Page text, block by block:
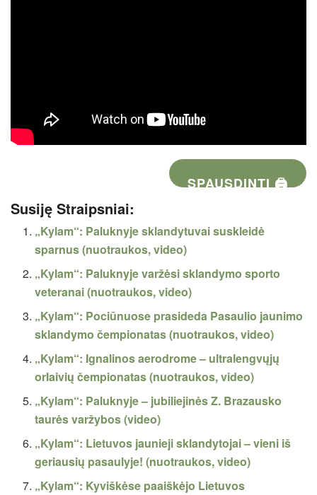
SPAUSDINTI 🖨
Susiję Straipsniai:
„Kylam“: Paluknyje sklandytuvai suskleidė
sparnus (nuotraukos, video)
„Kylam“: Paluknyje varžėsi sklandymo sporto
veteranai (nuotraukos, video)
„Kylam“: Pociūnuose prasideda Pasaulio jaunimo
sklandymo čempionatas (nuotraukos, video)
„Kylam“: Ignalinos aerodrome – ultralengvųjų
orlaivių čempionatas (nuotraukos, video)
„Kylam“: Paluknyje – jubiliejinės Z. Brazausko
taurės varžybos (video)
„Kylam“: Lietuvos jaunieji sklandytojai – vieni iš
geriausių pasaulyje! (nuotraukos, video)
„Kylam“: Kyviškėse paaiškėjo Lietuvos